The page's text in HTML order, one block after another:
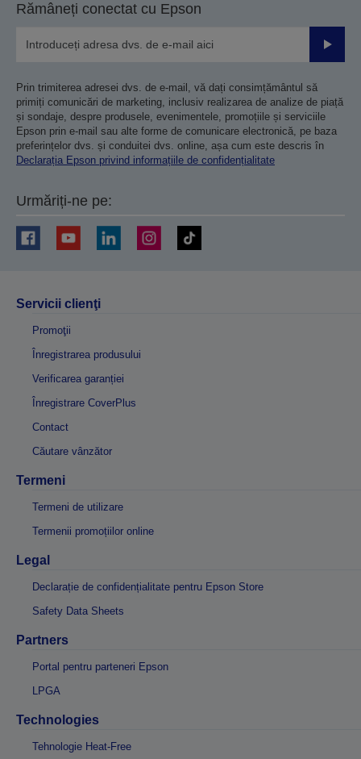
Rămâneți conectat cu Epson
Prin trimiterea adresei dvs. de e-mail, vă dați consimțământul să
primiți comunicări de marketing, inclusiv realizarea de analize de piață
și sondaje, despre produsele, evenimentele, promoțiile și serviciile
Epson prin e-mail sau alte forme de comunicare electronică, pe baza
preferințelor dvs. și conduitei dvs. online, așa cum este descris în
Declarația Epson privind informațiile de confidențialitate
Urmăriți-ne pe:
Servicii clienţi
Promoţii
Înregistrarea produsului
Verificarea garanției
Înregistrare CoverPlus
Contact
Căutare vânzător
Termeni
Termeni de utilizare
Termenii promoțiilor online
Legal
Declarație de confidențialitate pentru Epson Store
Safety Data Sheets
Partners
Portal pentru parteneri Epson
LPGA
Technologies
Tehnologie Heat-Free